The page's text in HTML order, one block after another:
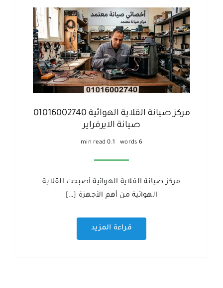
مركز صيانة القلاية الهوائية 01016002740
صيانة الايرفراير
6 words
0.1 min read
مركز صيانة القلاية الهوائية أصبحت القلاية
الهوائية من أهم الأجهزة […]
قراءة المزيد